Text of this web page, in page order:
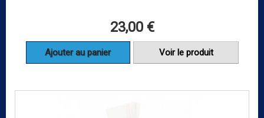
23,00 €
Ajouter au panier Voir le produit